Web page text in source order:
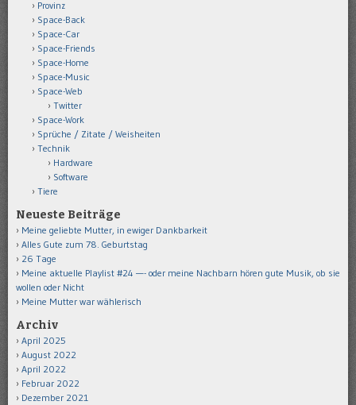
Provinz
Space-Back
Space-Car
Space-Friends
Space-Home
Space-Music
Space-Web
Twitter
Space-Work
Sprüche / Zitate / Weisheiten
Technik
Hardware
Software
Tiere
Neueste Beiträge
Meine geliebte Mutter, in ewiger Dankbarkeit
Alles Gute zum 78. Geburtstag
26 Tage
Meine aktuelle Playlist #24 —- oder meine Nachbarn hören gute Musik, ob sie
wollen oder Nicht
Meine Mutter war wählerisch
Archiv
April 2025
August 2022
April 2022
Februar 2022
Dezember 2021